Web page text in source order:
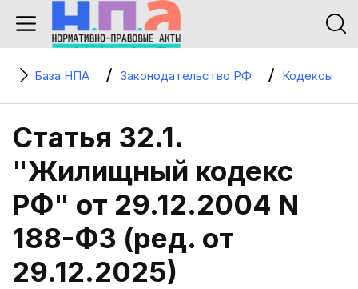
База НПА Законодательство РФ Кодексы
Статья 32.1.
"Жилищный кодекс
РФ" от 29.12.2004 N
188-ФЗ (ред. от
29.12.2025)